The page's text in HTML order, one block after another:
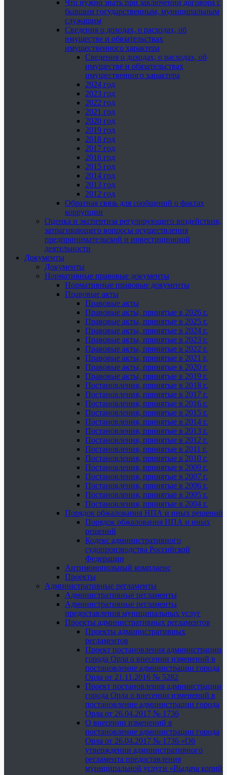
Что нужно знать при заключении договора с
бывшим государственным, муниципальным
служащим
Сведения о доходах, о расходах, об
имуществе и обязательствах
имущественного характера
Сведения о доходах, о расходах, об
имуществе и обязательствах
имущественного характера
2024 год
2023 год
2022 год
2021 год
2020 год
2019 год
2018 год
2017 год
2016 год
2015 год
2014 год
2013 год
2012 год
Обратная связь для сообщений о фактах
коррупции
Оценка и экспертиза регулирующего воздействия,
затрагивающего вопросы осуществления
предпринимательской и инвестиционной
деятельности
Документы
Документы
Нормативные правовые документы
Нормативные правовые документы
Правовые акты
Правовые акты
Правовые акты, принятые в 2026 г.
Правовые акты, принятые в 2025 г.
Правовые акты, принятые в 2024 г.
Правовые акты, принятые в 2023 г.
Правовые акты, принятые в 2022 г.
Правовые акты, принятые в 2021 г.
Правовые акты, принятые в 2020 г.
Правовые акты, принятые в 2019 г.
Постановления, принятые в 2018 г.
Постановления, принятые в 2017 г.
Постановления, принятые в 2016 г.
Постановления, принятые в 2015 г.
Постановления, принятые в 2014 г.
Постановления, принятые в 2013 г.
Постановления, принятые в 2012 г.
Постановления, принятые в 2011 г.
Постановления, принятые в 2010 г.
Постановления, принятые в 2009 г.
Постановления, принятые в 2007 г.
Постановления, принятые в 2006 г.
Постановления, принятые в 2005 г.
Постановления, принятые в 2004 г.
Порядок обжалования НПА и иных решений
Порядок обжалования НПА и иных
решений
Кодекс административного
судопроизводства Российской
Федерации
Антимонопольный комплаенс
Проекты
Административные регламенты
Административные регламенты
Административные регламенты
предоставления муниципальных услуг
Проекты административных регламентов
Проекты административных
регламентов
Проект постановления администрации
города Орла о внесении изменений в
постановление администрации города
Орла от 21.11.2016 № 5282
Проект постановления администрации
города Орла о внесении изменений в
постановление администрации города
Орла от 26.04.2017 № 1736
О внесении изменений в
постановление администрации города
Орла от 26.04.2017 № 1736 «Об
утверждении административного
регламента предоставления
муниципальной услуги «Выдача копий